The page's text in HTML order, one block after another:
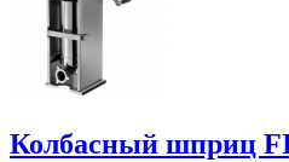
Колбасный шприц